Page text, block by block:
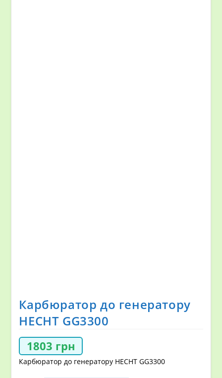
Карбюратор до генератору
HECHT GG3300
1803 грн
Карбюратор до генератору HECHT GG3300